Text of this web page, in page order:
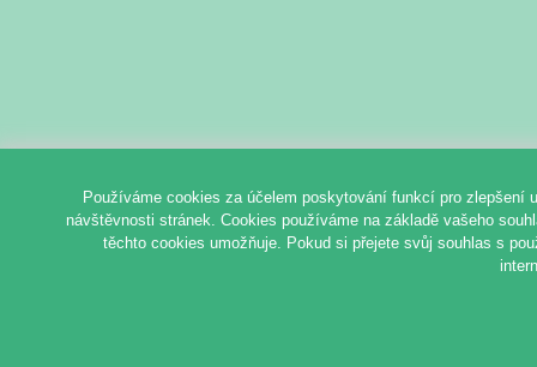
Používáme cookies za účelem poskytování funkcí pro zlepšení
návštěvnosti stránek. Cookies používáme na základě vašeho
těchto cookies umožňuje. Pokud si přejete svůj souhlas s